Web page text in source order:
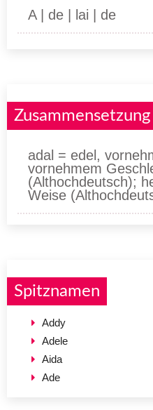
A | de | lai | de
Zusammensetzung
adal = edel,
vornehmem
(Althochdeutsch);
Weise
Spitznamen
Addy
Adele
Aida
Ade